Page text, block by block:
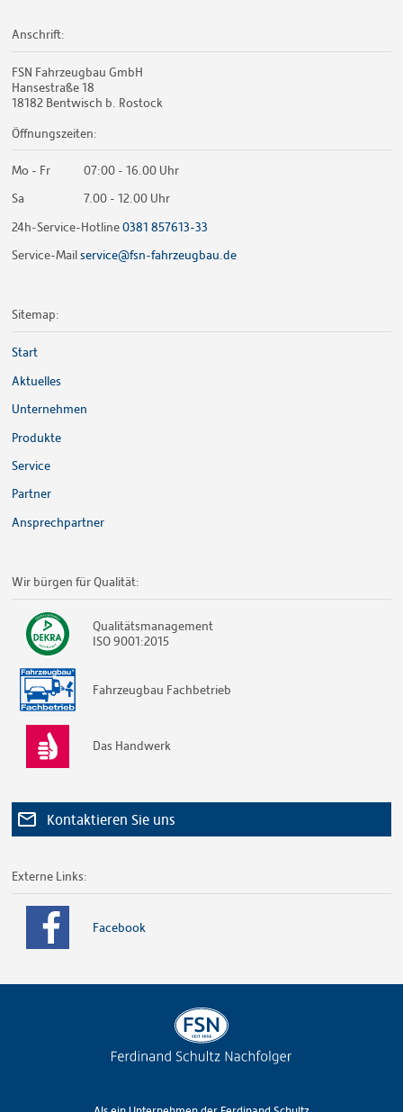
Anschrift:
FSN Fahrzeugbau GmbH
Hansestraße 18
18182 Bentwisch b. Rostock
Öffnungszeiten:
Mo - Fr
07:00 - 16.00 Uhr
Sa
7.00 - 12.00 Uhr
24h-Service-Hotline0381 857613-33
Service-Mailservice@fsn-fahrzeugbau.de
Sitemap:
Start
Aktuelles
Unternehmen
Produkte
Service
Partner
Ansprechpartner
Wir bürgen für Qualität:
Qualitätsmanagement
ISO 9001:2015
Fahrzeugbau Fachbetrieb
Das Handwerk
Kontaktieren Sie uns
Externe Links:
Facebook